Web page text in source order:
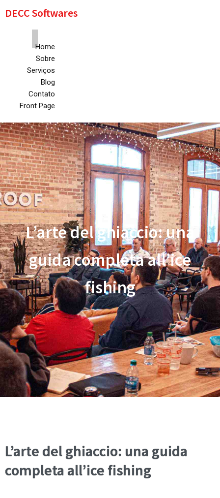
DECC Softwares
Home
Sobre
Serviços
Blog
Contato
Front Page
L’arte del ghiaccio: una
guida completa all’ice
fishing
L’arte del ghiaccio: una guida
completa all’ice fishing